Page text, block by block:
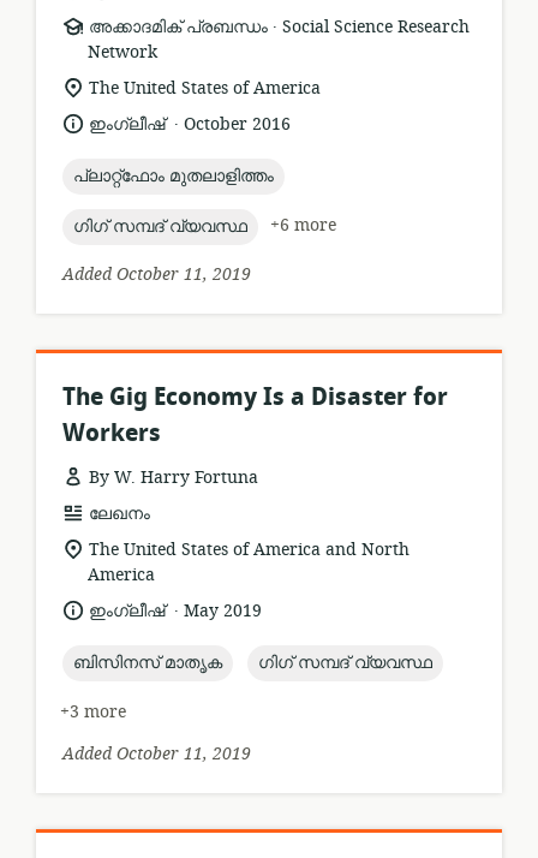
resource
format:
അക്കാദമിക് പ്രബന്ധം .
publisher:
Social Science Research
Network
location
relevance:
The United States of America
language:
ഇംഗ്ലീഷ് .
dateOctober 2016
topic:
പ്ലാറ്റ്ഫോം മുതലാളിത്തം
topic:
ഗിഗ് സമ്പദ് വ്യവസ്ഥ
+6 more
Added October 11, 2019
The Gig Economy Is a Disaster for
Workers
By W. Harry Fortuna
resource
format:
ലേഖനം
location
of
relevance:
The United States of America and North
America
language:
ഇംഗ്ലീഷ് .
dateMay 2019
topic:
ബിസിനസ് മാതൃക topic:
ഗിഗ് സമ്പദ് വ്യവസ്ഥ
+3 more
Added October 11, 2019